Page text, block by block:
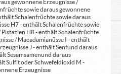
gewonnene Erzeugnisse /
sowie daraus gewonnene
Schalenfrüchte sowie daraus
H7 - enthält Schalenfrüchte sowie
H8 - enthält Schalenfrüchte
/ Macadamianüsse I - enthält
J - enthält Senf und daraus
Sesamsamen und daraus
Sulfit oder Schwefeldioxid M -
Erzeugnisse